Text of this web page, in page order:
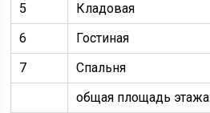
5
Кладовая
6
Гостиная
7
Спальня
общая площадь этажа